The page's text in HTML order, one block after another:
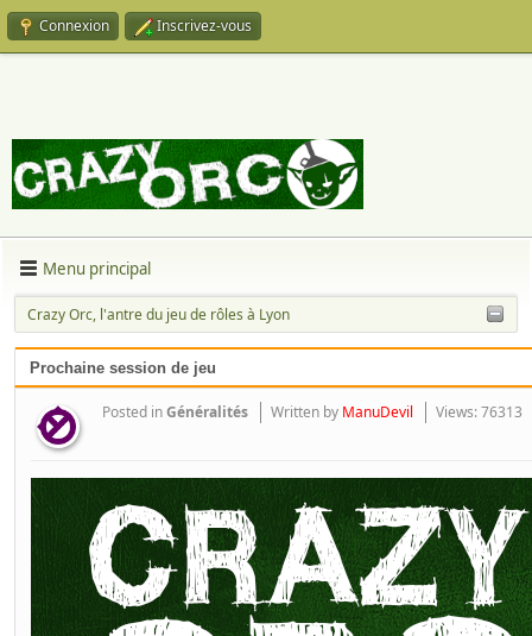
Connexion Inscrivez-vous
Menu principal
Crazy Orc, l'antre du jeu de rôles à Lyon
Prochaine session de jeu
Posted inGénéralités Written by ManuDevil Views: 76313